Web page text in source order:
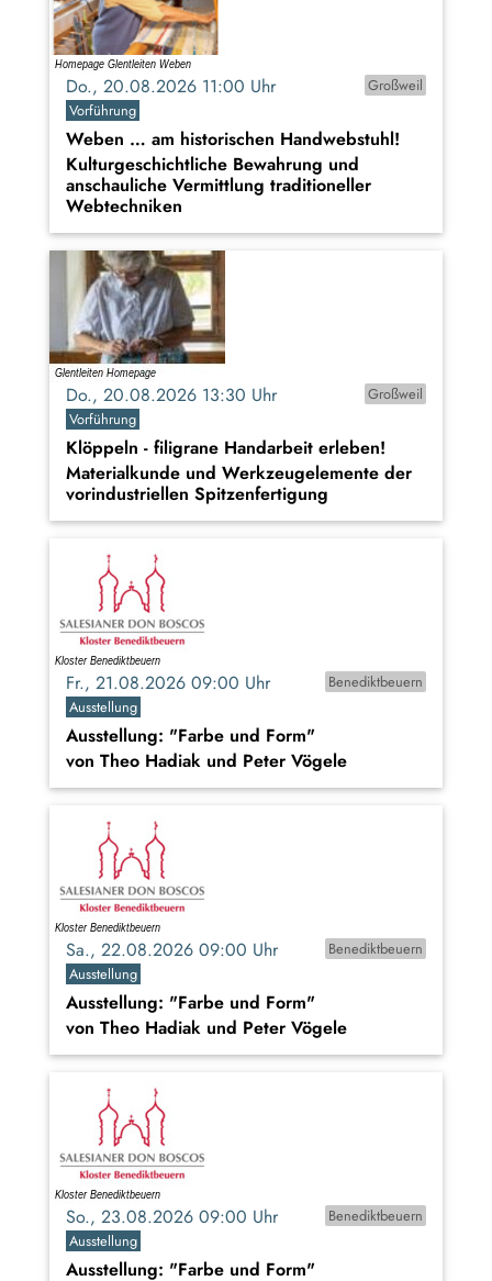
Do., 20.08.2026 11:00 Uhr
Großweil
Vorführung
Weben … am historischen Handwebstuhl!
Kulturgeschichtliche Bewahrung und
anschauliche Vermittlung traditioneller
Webtechniken
Do., 20.08.2026 13:30 Uhr
Großweil
Vorführung
Klöppeln - filigrane Handarbeit erleben!
Materialkunde und Werkzeugelemente der
vorindustriellen Spitzenfertigung
Fr., 21.08.2026 09:00 Uhr
Benediktbeuern
Ausstellung
Ausstellung: "Farbe und Form"
von Theo Hadiak und Peter Vögele
Sa., 22.08.2026 09:00 Uhr
Benediktbeuern
Ausstellung
Ausstellung: "Farbe und Form"
von Theo Hadiak und Peter Vögele
So., 23.08.2026 09:00 Uhr
Benediktbeuern
Ausstellung
Ausstellung: "Farbe und Form"